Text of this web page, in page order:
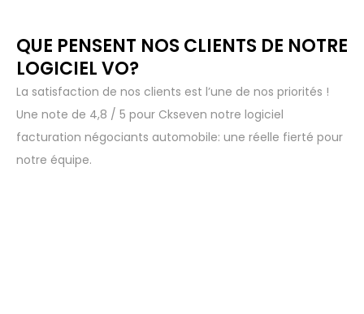
QUE PENSENT NOS CLIENTS DE NOTRE
LOGICIEL VO?
La satisfaction de nos clients est l’une de nos priorités !
Une note de 4,8 / 5 pour Ckseven notre logiciel
facturation négociants automobile: une réelle fierté pour
notre équipe.